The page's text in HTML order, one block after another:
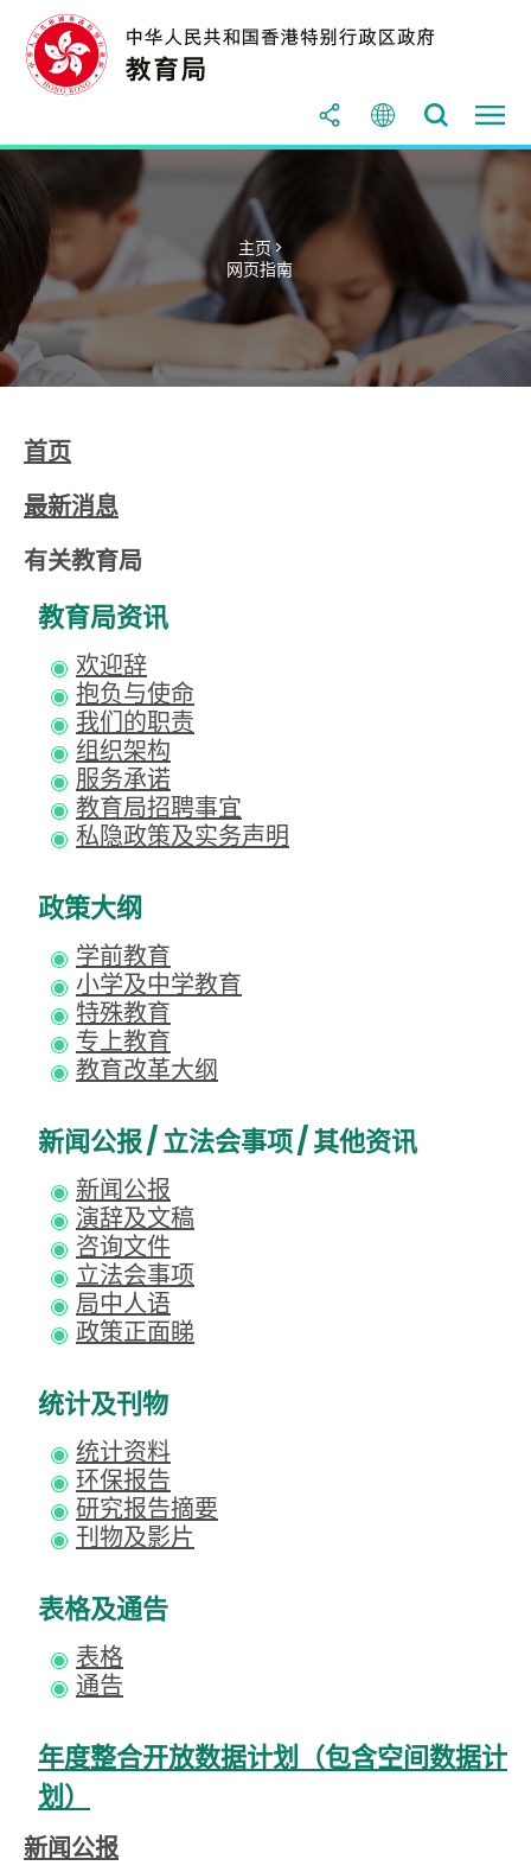
主页 >
网页指南
首页
最新消息
有关教育局
教育局资讯
欢迎辞
抱负与使命
我们的职责
组织架构
服务承诺
教育局招聘事宜
私隐政策及实务声明
政策大纲
学前教育
小学及中学教育
特殊教育
专上教育
教育改革大纲
新闻公报 / 立法会事项 / 其他资讯
新闻公报
演辞及文稿
咨询文件
立法会事项
局中人语
政策正面睇
统计及刊物
统计资料
环保报告
研究报告摘要
刊物及影片
表格及通告
表格
通告
年度整合开放数据计划（包含空间数据计
划）
新闻公报